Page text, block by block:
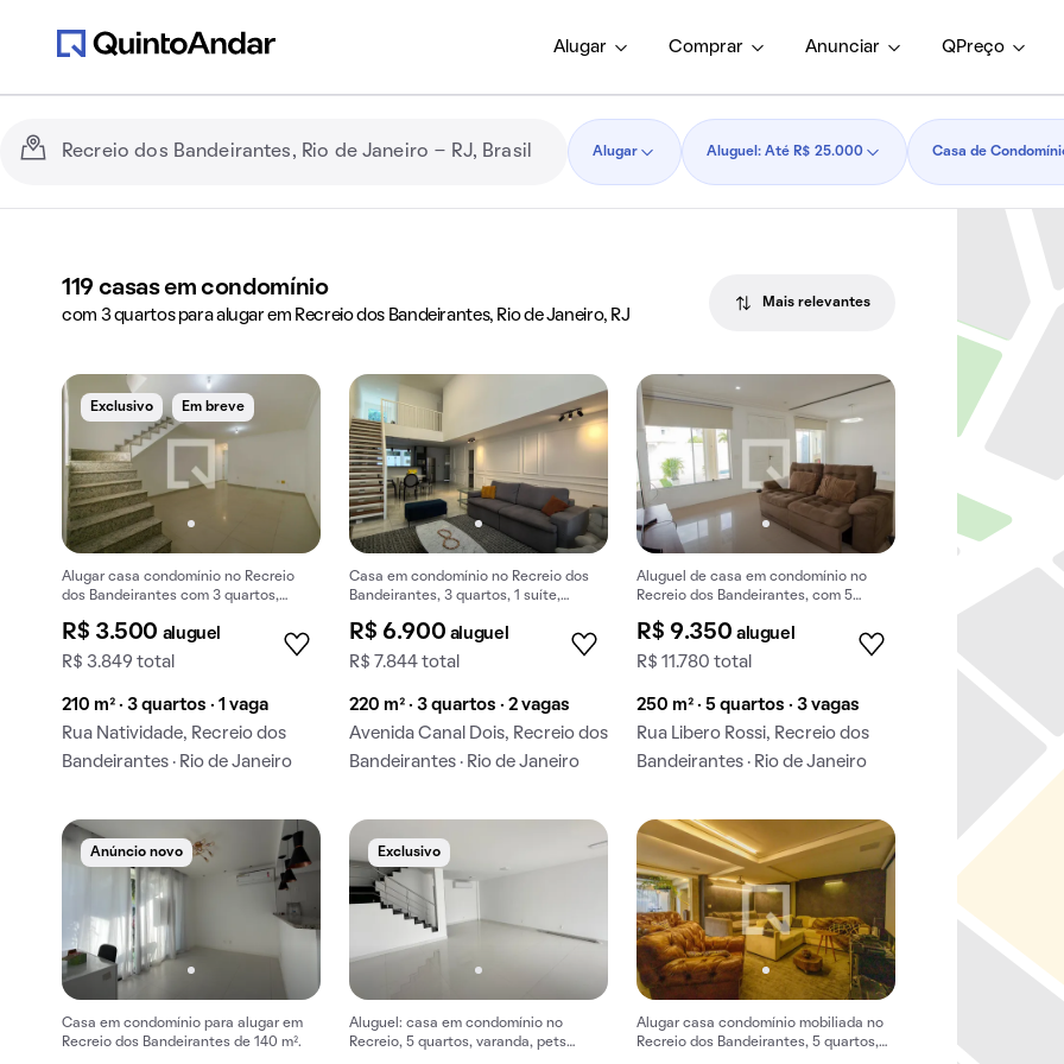
Alugar Comprar Anunciar QPreço
Alugar Aluguel: Até R$ 25.000 Casa de
119 casas em condomínio
com 3 quartos para alugar em Recreio dos Bandeirantes, Rio de Janeiro, RJ
Mais relevantes
Exclusivo Em breve
Alugar casa condomínio no Recreio
dos Bandeirantes com 3 quartos,
R$ 3.500 aluguel
R$ 3.849 total
210 m² · 3 quartos · 1 vaga
Rua Natividade, Recreio dos
Bandeirantes · Rio de Janeiro
Casa em condomínio no Recreio dos
Bandeirantes, 3 quartos, 1 suíte,
R$ 6.900 aluguel
R$ 7.844 total
220 m² · 3 quartos · 2 vagas
Avenida Canal Dois, Recreio dos
Bandeirantes · Rio de Janeiro
Aluguel de casa em condomínio no
Recreio dos Bandeirantes, com 5
R$ 9.350 aluguel
R$ 11.780 total
250 m² · 5 quartos · 3 vagas
Rua Libero Rossi, Recreio dos
Bandeirantes · Rio de Janeiro
Anúncio novo
Casa em condomínio para alugar em
Recreio dos Bandeirantes de 140 m².
Exclusivo
Aluguel: casa em condomínio no
Recreio, 5 quartos, varanda, pets
Alugar casa condomínio mobiliada no
Recreio dos Bandeirantes, 5 quartos,